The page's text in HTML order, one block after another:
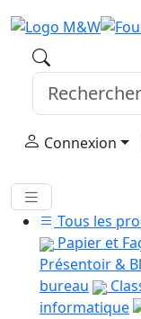
Connexion
Tous les
Papier et
Présentoir &
bureau
informatique